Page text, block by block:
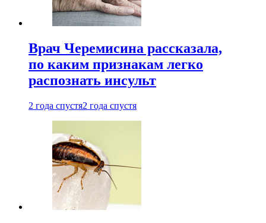
Врач Черемисина рассказала,
по каким признакам легко
распознать инсульт
2 года спустя2 года спустя